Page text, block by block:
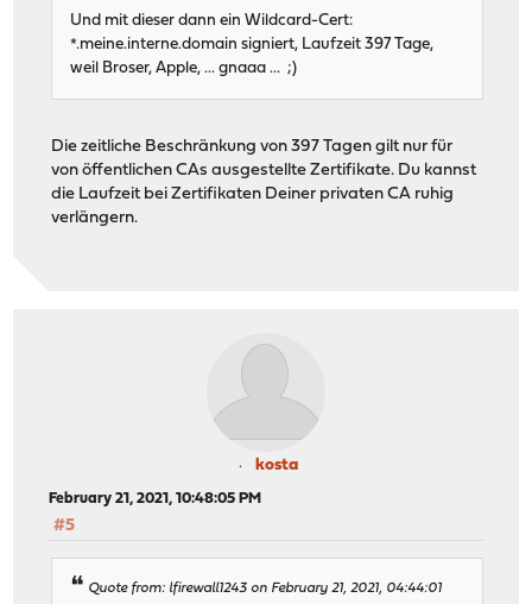
Und mit dieser dann ein Wildcard-Cert:
*.meine.interne.domain signiert, Laufzeit 397 Tage,
weil Broser, Apple, ... gnaaa ... ;)
Die zeitliche Beschränkung von 397 Tagen gilt nur für
von öffentlichen CAs ausgestellte Zertifikate. Du kannst
die Laufzeit bei Zertifikaten Deiner privaten CA ruhig
verlängern.
kosta
February 21, 2021, 10:48:05 PM
#5
Quote from: lfirewall1243 on February 21, 2021, 04:44:01